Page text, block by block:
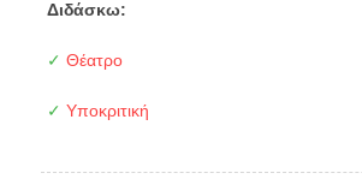
Διδάσκω:
✓ Θέατρο
✓ Υποκριτική